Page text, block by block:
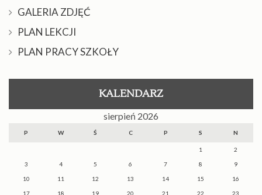
GALERIA ZDJĘĆ
PLAN LEKCJI
PLAN PRACY SZKOŁY
KALENDARZ
sierpień 2026
P W Ś C P S N
1 2
3 4 5 6 7 8 9
10 11 12 13 14 15 16
17 18 19 20 21 22 23